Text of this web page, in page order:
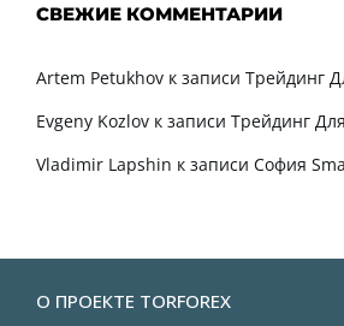
СВЕЖИЕ КОММЕНТАРИИ
Artem Petukhov к записи Трейдинг
Evgeny Kozlov к записи Трейдинг
Vladimir Lapshin к записи София
О ПРОЕКТЕ TORFOREX